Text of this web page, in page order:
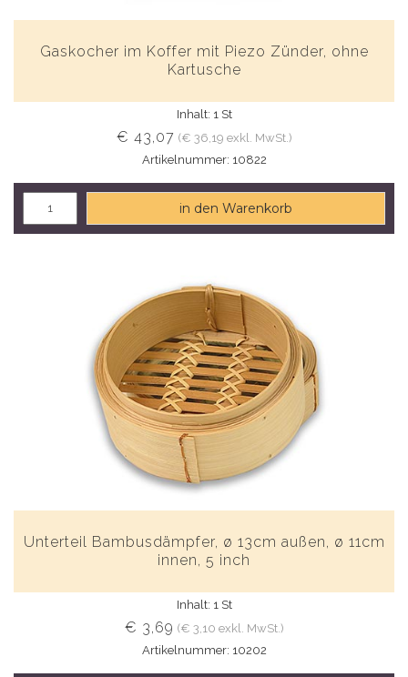
Gaskocher im Koffer mit Piezo Zünder, ohne
Kartusche
Inhalt: 1 St
€ 43,07 (€ 36,19 exkl. MwSt.)
Artikelnummer: 10822
in den Warenkorb
Unterteil Bambusdämpfer, ø 13cm außen, ø 11cm
innen, 5 inch
Inhalt: 1 St
€ 3,69 (€ 3,10 exkl. MwSt.)
Artikelnummer: 10202